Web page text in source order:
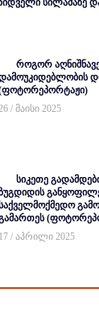
სილამაზე
როგორ
/ მაისი 2025
სიკეთე
17 / აპრილი 2025